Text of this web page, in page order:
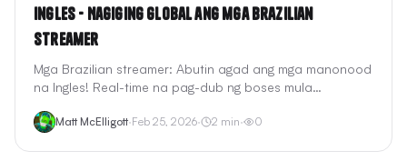
Ingles - Nagiging Global ang mga Brazilian
Streamer
Mga Brazilian streamer: Abutin agad ang mga manonood
na Ingles! Real-time na pag-dub ng boses mula
sa Twitch, YouTube, OBS.
Matt McElligott·Feb 25, 2026· 2 min· 0